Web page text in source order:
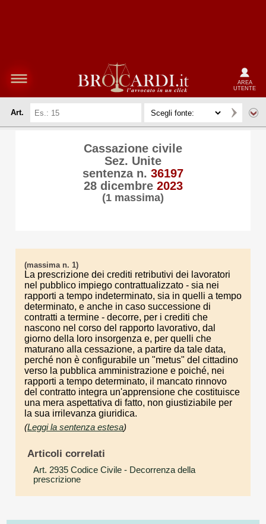
AREA
UTENTE
Art.
Cassazione civile
Sez. Unite
sentenza n. 36197
28 dicembre 2023
(1 massima)
(massima n. 1)
La prescrizione dei crediti retributivi dei lavoratori
nel pubblico impiego contrattualizzato - sia nei
rapporti a tempo indeterminato, sia in quelli a tempo
determinato, e anche in caso successione di
contratti a termine - decorre, per i crediti che
nascono nel corso del rapporto lavorativo, dal
giorno della loro insorgenza e, per quelli che
maturano alla cessazione, a partire da tale data,
perché non è configurabile un "metus" del cittadino
verso la pubblica amministrazione e poiché, nei
rapporti a tempo determinato, il mancato rinnovo
del contratto integra un'apprensione che costituisce
una mera aspettativa di fatto, non giustiziabile per
la sua irrilevanza giuridica.
(Leggi la sentenza estesa)
Articoli correlati
Art. 2935 Codice Civile - Decorrenza della
prescrizione